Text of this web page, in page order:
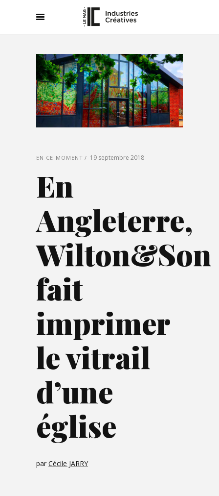
EN CE MOMENT 19 septembre 2018
En
Angleterre,
Wilton&Son
fait
imprimer
le vitrail
d’une
église
par Cécile JARRY